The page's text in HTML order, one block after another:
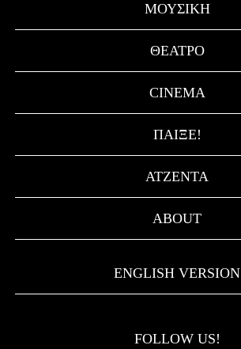
FOLLOW US!
ΜΟΥΣΙΚΉ
ΘΈΑΤΡΟ
CINEMA
ΠΑΊΞΕ!
ΑΤΖΈΝΤΑ
ABOUT
ENGLISH VERSION